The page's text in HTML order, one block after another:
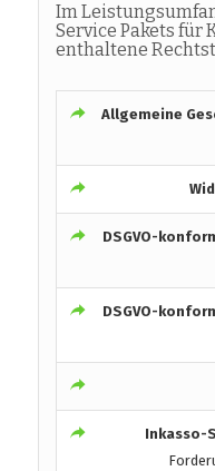
Im
Service Pakets
enthaltene
Allgemeine
DSGVO-
DSGVO-
Inkasso-